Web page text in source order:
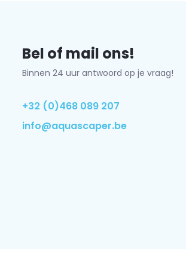
Bel of mail ons!
Binnen 24 uur antwoord op je vraag!
+32 (0)468 089 207
info@aquascaper.be